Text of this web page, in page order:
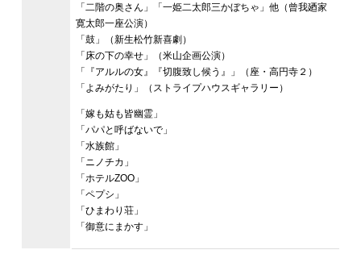
「二階の奥さん」「一姫二太郎三かぼちゃ」他（曾我廼家
寛太郎一座公演）
「鼓」（新生松竹新喜劇）
「床の下の幸せ」（米山企画公演）
「『アルルの女』『切腹致し候う』」（座・高円寺２）
「よみがたり」（ストライプハウスギャラリー）
「嫁も姑も皆幽霊」
「パパと呼ばないで」
「水族館」
「ニノチカ」
「ホテルZOO」
「ペプシ」
「ひまわり荘」
「御意にまかす」